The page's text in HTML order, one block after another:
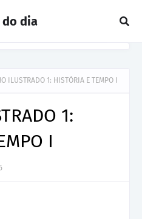
do dia
ILUSTRADO 1: HISTÓRIA E TEMPO I
1:
I